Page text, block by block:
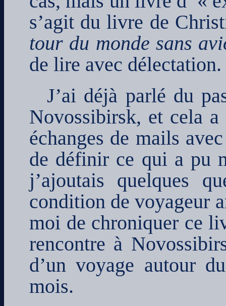
s’agit du livre de
tour du monde sans
de lire avec délectation.
J’ai déjà parlé du
Novossibirsk, et cela
échanges de mails
de définir ce qui a pu
j’ajoutais quelques
condition de voyageur
moi de chroniquer ce
rencontre à
d’un voyage autour
mois.